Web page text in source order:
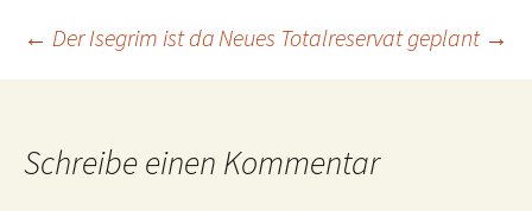
Beitrags-
← Der Isegrim ist daNeues Totalreservat geplant →
Schreibe einen Kommentar